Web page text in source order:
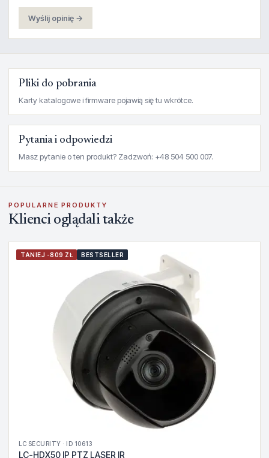
Wyślij opinię →
Pliki do pobrania
Karty katalogowe i firmware pojawią się tu wkrótce.
Pytania i odpowiedzi
Masz pytanie o ten produkt? Zadzwoń: +48 504 500 007.
POPULARNE PRODUKTY
Klienci oglądali także
TANIEJ -809 ZŁ BESTSELLER
LC SECURITY · ID 10613
LC-HDX50 IP PTZ LASER IR